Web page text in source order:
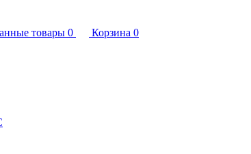
товары 0 Корзина 0